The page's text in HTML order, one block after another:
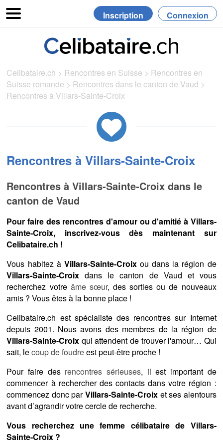
Inscription Connexion
Celibataire.ch > Rencontres en Suisse > Rencontres en
Suisse romande > Rencontres dans le canton de Vaud >
Rencontres à Villars-Sainte-Croix
Rencontres à Villars-Sainte-Croix
Rencontres à Villars-Sainte-Croix dans le
canton de Vaud
Pour faire des rencontres d'amour ou d'amitié à Villars-
Sainte-Croix, inscrivez-vous dès maintenant sur
Celibataire.ch !
Vous habitez à Villars-Sainte-Croixou dans la région de
Villars-Sainte-Croix dans le canton de Vaud et vous
recherchez votre âme sœur, des sorties ou de nouveaux
amis ? Vous êtes à la bonne place !
Celibataire.ch est spécialiste des rencontres sur Internet
depuis 2001. Nous avons des membres de la région de
Villars-Sainte-Croix qui attendent de trouver l'amour… Qui
sait, lecoup de foudreest peut-être proche !
Pour faire des rencontres sérieuses, il est important de
commencer à rechercher des contacts dans votre région :
commencez donc parVillars-Sainte-Croix et ses alentours
avant d’agrandir votre cercle de recherche.
Vous recherchez une femme célibataire de Villars-
Sainte-Croix ?